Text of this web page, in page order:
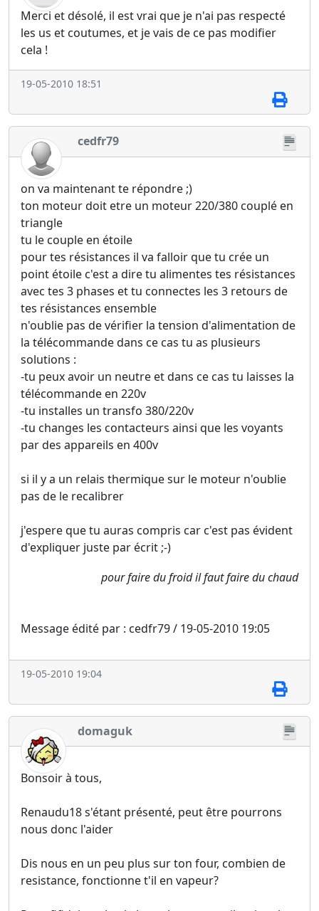
Merci et désolé, il est vrai que je n'ai pas respecté
les us et coutumes, et je vais de ce pas modifier
cela !
19-05-2010 18:51
cedfr79
on va maintenant te répondre ;)
ton moteur doit etre un moteur 220/380 couplé en
triangle
tu le couple en étoile
pour tes résistances il va falloir que tu crée un
point étoile c'est a dire tu alimentes tes résistances
avec tes 3 phases et tu connectes les 3 retours de
tes résistances ensemble
n'oublie pas de vérifier la tension d'alimentation de
la télécommande dans ce cas tu as plusieurs
solutions :
-tu peux avoir un neutre et dans ce cas tu laisses la
télécommande en 220v
-tu installes un transfo 380/220v
-tu changes les contacteurs ainsi que les voyants
par des appareils en 400v
si il y a un relais thermique sur le moteur n'oublie
pas de le recalibrer
j'espere que tu auras compris car c'est pas évident
d'expliquer juste par écrit ;-)
pour faire du froid il faut faire du chaud
Message édité par : cedfr79 / 19-05-2010 19:05
19-05-2010 19:04
domaguk
Bonsoir à tous,
Renaudu18 s'étant présenté, peut être pourrons
nous donc l'aider
Dis nous en un peu plus sur ton four, combien de
resistance, fonctionne t'il en vapeur?